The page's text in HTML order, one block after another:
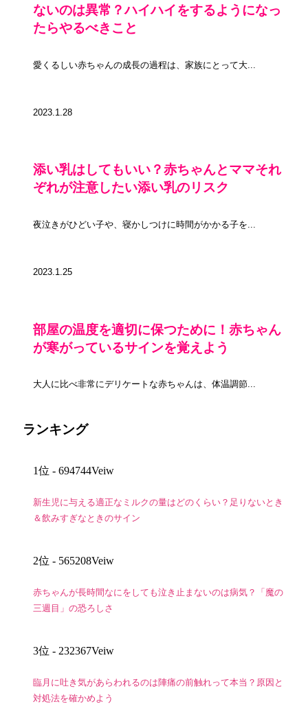
ないのは異常？ハイハイをするようになっ
たらやるべきこと
愛くるしい赤ちゃんの成長の過程は、家族にとって大...
2023.1.28
添い乳はしてもいい？赤ちゃんとママそれ
ぞれが注意したい添い乳のリスク
夜泣きがひどい子や、寝かしつけに時間がかかる子を...
2023.1.25
部屋の温度を適切に保つために！赤ちゃん
が寒がっているサインを覚えよう
大人に比べ非常にデリケートな赤ちゃんは、体温調節...
ランキング
1位 - 694744Veiw
新生児に与える適正なミルクの量はどのくらい？足りないとき
＆飲みすぎなときのサイン
2位 - 565208Veiw
赤ちゃんが長時間なにをしても泣き止まないのは病気？「魔の
三週目」の恐ろしさ
3位 - 232367Veiw
臨月に吐き気があらわれるのは陣痛の前触れって本当？原因と
対処法を確かめよう